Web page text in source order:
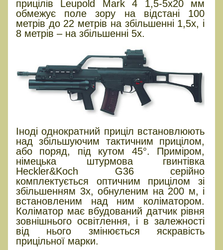
прицілів Leupold Mark 4 1,5-5х20 мм
обмежує поле зору на відстані 100
метрів до 22 метрів на збільшенні 1,5х, і
8 метрів – на збільшенні 5х.
Іноді однократний приціл встановлюють
над збільшуючим тактичним прицілом,
або поряд, під кутом 45°. Приміром,
німецька штурмова гвинтівка
Heckler&Koch G36 серійно
комплектується оптичним прицілом зі
збільшенням 3х, обнуленим на 200 м, і
встановленим над ним коліматором.
Коліматор має вбудований датчик рівня
зовнішнього освітлення, і в залежності
від нього змінюється яскравість
прицільної марки.